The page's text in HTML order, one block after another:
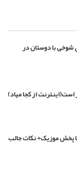
شوخی با دوستان در
از کجا میاد)